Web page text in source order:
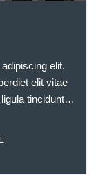
elit.
elit vitae
tincidunt
Nam
quis aliquam